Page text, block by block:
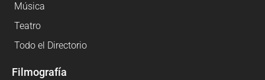
Música
Teatro
Todo el Directorio
Filmografía